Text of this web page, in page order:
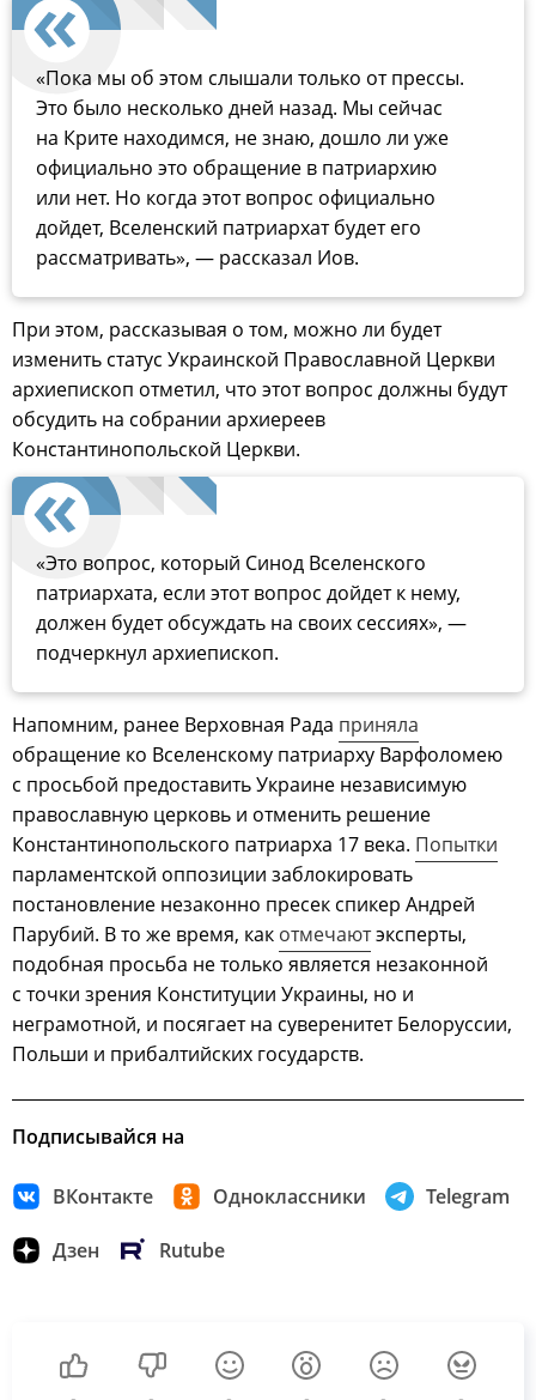
«Пока мы об этом слышали только от прессы.
Это было несколько дней назад. Мы сейчас
на Крите находимся, не знаю, дошло ли уже
официально это обращение в патриархию
или нет. Но когда этот вопрос официально
дойдет, Вселенский патриархат будет его
рассматривать», — рассказал Иов.
При этом, рассказывая о том, можно ли будет
изменить статус Украинской Православной Церкви
архиепископ отметил, что этот вопрос должны будут
обсудить на собрании архиереев
Константинопольской Церкви.
«Это вопрос, который Синод Вселенского
патриархата, если этот вопрос дойдет к нему,
должен будет обсуждать на своих сессиях», —
подчеркнул архиепископ.
Напомним, ранее Верховная Рада приняла
обращение ко Вселенскому патриарху Варфоломею
с просьбой предоставить Украине независимую
православную церковь и отменить решение
Константинопольского патриарха 17 века. Попытки
парламентской оппозиции заблокировать
постановление незаконно пресек спикер Андрей
Парубий. В то же время, как отмечаютэксперты,
подобная просьба не только является незаконной
с точки зрения Конституции Украины, но и
неграмотной, и посягает на суверенитет Белоруссии,
Польши и прибалтийских государств.
Подписывайся на
ВКонтакте Одноклассники Telegram
Дзен Rutube